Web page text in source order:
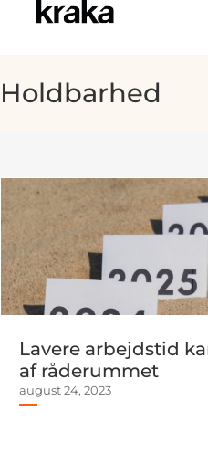
Holdbarhed
Lavere arbejdstid
af råderummet
august 24, 2023